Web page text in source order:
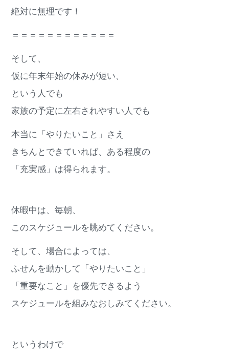
絶対に無理です！
＝＝＝＝＝＝＝＝＝＝＝＝
そして、
仮に年末年始の休みが短い、
という人でも
家族の予定に左右されやすい人でも
本当に「やりたいこと」さえ
きちんとできていれば、ある程度の
「充実感」は得られます。
休暇中は、毎朝、
このスケジュールを眺めてください。
そして、場合によっては、
ふせんを動かして「やりたいこと」
「重要なこと」を優先できるよう
スケジュールを組みなおしみてください。
というわけで